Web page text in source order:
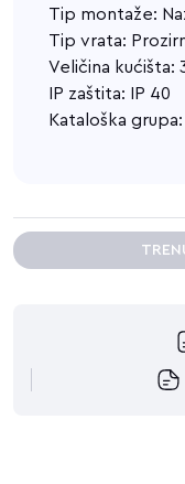
Tip montaže:
Tip vrata:
Veličina kućišta:
IP zaštita: IP 40
Kataloška